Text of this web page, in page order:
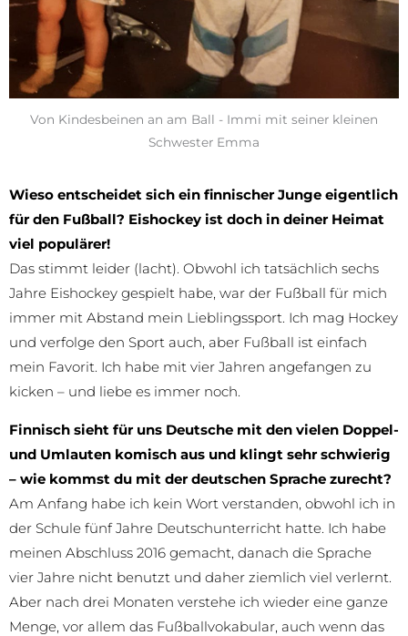
Von Kindesbeinen an am Ball - Immi mit seiner kleinen
Schwester Emma
Wieso entscheidet sich ein finnischer Junge eigentlich
für den Fußball? Eishockey ist doch in deiner Heimat
viel populärer!
Das stimmt leider (lacht). Obwohl ich tatsächlich sechs
Jahre Eishockey gespielt habe, war der Fußball für mich
immer mit Abstand mein Lieblingssport. Ich mag Hockey
und verfolge den Sport auch, aber Fußball ist einfach
mein Favorit. Ich habe mit vier Jahren angefangen zu
kicken – und liebe es immer noch.
Finnisch sieht für uns Deutsche mit den vielen Doppel-
und Umlauten komisch aus und klingt sehr schwierig
– wie kommst du mit der deutschen Sprache zurecht?
Am Anfang habe ich kein Wort verstanden, obwohl ich in
der Schule fünf Jahre Deutschunterricht hatte. Ich habe
meinen Abschluss 2016 gemacht, danach die Sprache
vier Jahre nicht benutzt und daher ziemlich viel verlernt.
Aber nach drei Monaten verstehe ich wieder eine ganze
Menge, vor allem das Fußballvokabular, auch wenn das